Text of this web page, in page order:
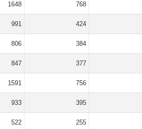
1648 768
991 424
806 384
847 377
1591 756
933 395
522 255